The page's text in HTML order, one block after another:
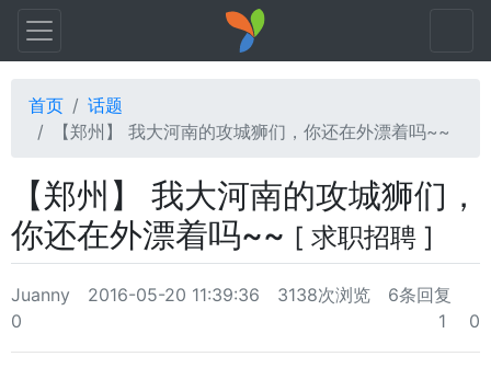
首页
话题
【郑州】 我大河南的攻城狮们，你还在外漂着吗~~
【郑州】 我大河南的攻城狮们，
你还在外漂着吗~~ [ 求职招聘 ]
Juanny 2016-05-20 11:39:36 3138次浏览
6条回复
0
1 0